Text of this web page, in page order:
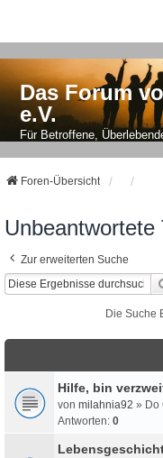
Das Forum
e.V.
Für Betroffene,
Foren-Übersicht
Unbeantwortete
Zur erweiterten Suche
Die Suche
Hilfe, bin
von milahnia92 » Do
Antworten: 0